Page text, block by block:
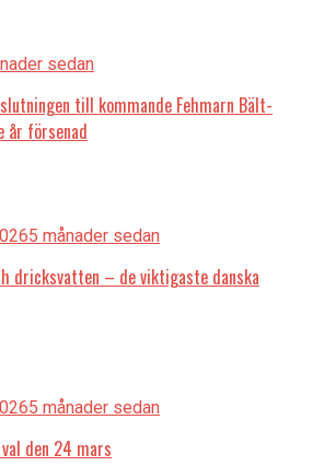
sedan
till kommande Fehmarn Bält-
år försenad
5 månader sedan
dricksvatten – de viktigaste danska
5 månader sedan
den 24 mars